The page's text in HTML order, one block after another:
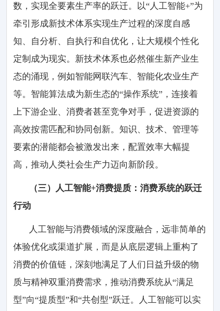
数，实现全要素生产率的跃迁。以“人工智能+”为
牵引形成新技术体系实现生产过程的深度自感
知、自分析、自执行和自优化，让大规模个性化
定制成为现实。新技术体系也必然催生新产业生
态的涌现，例如智能网联汽车、智能化农业生产
等。智能算法成为新生态的“操作系统”，连接着
上下游企业、消费者甚至竞争对手，促进资源的
高效按需匹配和协同创新。知识、技术、管理等
要素的潜能都会被激发出来，配置效率大幅提
高，推动人类社会生产力迈向新阶段。
（三）人工智能+消费提质：消费系统的跃迁
行动
人工智能与消费领域的深度融合，远非简单的
体验优化或渠道扩展，而是从底层逻辑上重构了
消费的价值链，深刻地满足了人们日益升级的物
质与精神双重消费需求，推动消费系统从“满足
型”向“提质型”和“共创型”跃迁。人工智能可以实